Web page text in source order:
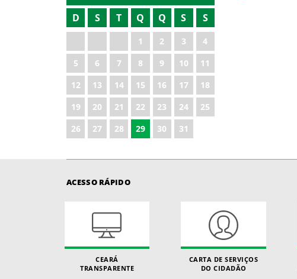
2021
2022
2023
2024
2025
2026
D S T Q Q S S
1 2 3
4
5
6 7 8 9 10
11
12
13 14 15 16 17
18
19
20 21 22 23 24
25
26
27 28 29 30 31
ACESSO RÁPIDO
CEARÁ
TRANSPARENTE
CARTA DE SERVIÇOS
DO CIDADÃO